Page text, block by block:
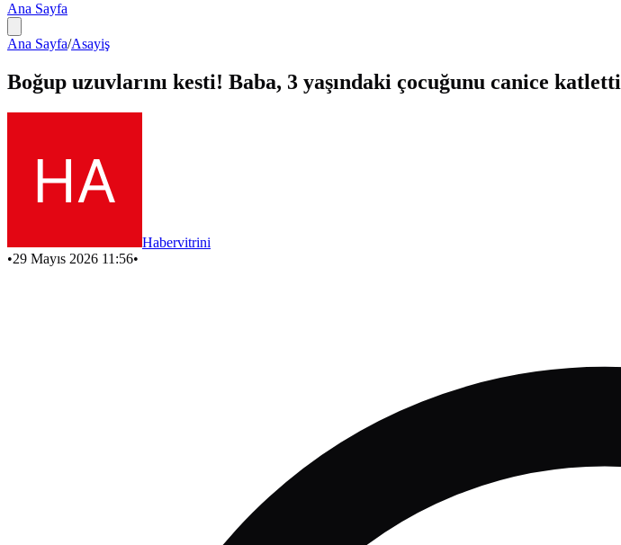
Ana Sayfa
Ana Sayfa/Asayiş
Boğup uzuvlarını kesti! Baba, 3 yaşındaki çocuğunu canice katletti
Habervitrini
•29 Mayıs 2026 11:56•